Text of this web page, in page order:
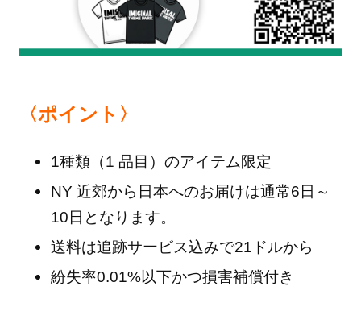
〈ポイント〉
1種類（1 品目）のアイテム限定
NY 近郊から日本へのお届けは通常6日～
10日となります。
送料は追跡サービス込みで21ドルから
紛失率0.01%以下かつ損害補償付き